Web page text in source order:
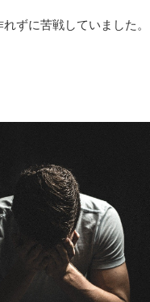
ずに苦戦していました。